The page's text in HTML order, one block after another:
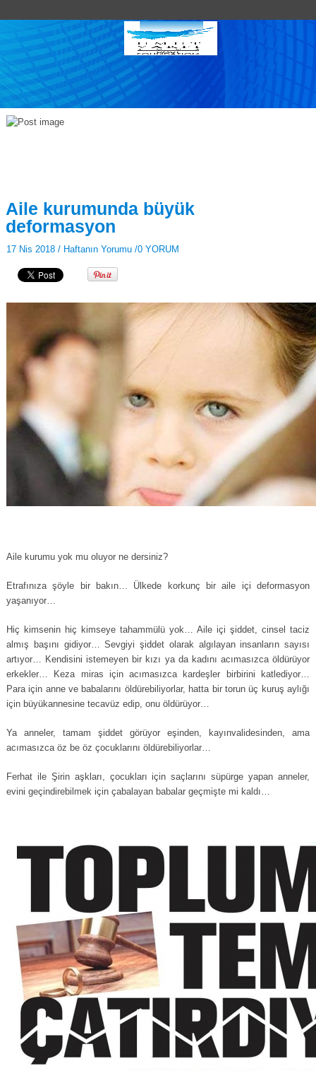
Aile kurumunda büyük
deformasyon
17 Nis 2018 / Haftanın Yorumu /0 YORUM
Aile kurumu yok mu oluyor ne dersiniz?
Etrafınıza şöyle bir bakın… Ülkede korkunç bir aile içi deformasyon
yaşanıyor…
Hiç kimsenin hiç kimseye tahammülü yok… Aile içi şiddet, cinsel taciz
almış başını gidiyor… Sevgiyi şiddet olarak algılayan insanların sayısı
artıyor… Kendisini istemeyen bir kızı ya da kadını acımasızca öldürüyor
erkekler… Keza miras için acımasızca kardeşler birbirini katlediyor…
Para için anne ve babalarını öldürebiliyorlar, hatta bir torun üç kuruş aylığı
için büyükannesine tecavüz edip, onu öldürüyor…
Ya anneler, tamam şiddet görüyor eşinden, kayınvalidesinden, ama
acımasızca öz be öz çocuklarını öldürebiliyorlar…
Ferhat ile Şirin aşkları, çocukları için saçlarını süpürge yapan anneler,
evini geçindirebilmek için çabalayan babalar geçmişte mi kaldı…